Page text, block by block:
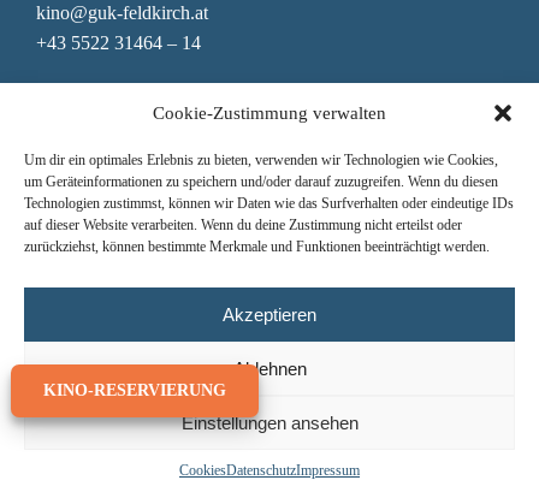
Cookie-Zustimmung verwalten
Um dir ein optimales Erlebnis zu bieten, verwenden wir Technologien wie Cookies,
um Geräteinformationen zu speichern und/oder darauf zuzugreifen. Wenn du diesen
Technologien zustimmst, können wir Daten wie das Surfverhalten oder eindeutige IDs
auf dieser Website verarbeiten. Wenn du deine Zustimmung nicht erteilst oder
zurückziehst, können bestimmte Merkmale und Funktionen beeinträchtigt werden.
Akzeptieren
Ablehnen
Einstellungen ansehen
CookiesDatenschutzImpressum
kino@guk-feldkirch.at
+43 5522 31464 – 14
+43 5522 31464 – 10
Newsletter
Nichts mehr verpassen!
Hier zum Newsletter anmelden
Jede Woche das Mittagsmenü erhalten
KINO-RESERVIERUNG